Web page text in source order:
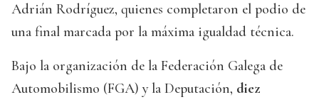
Adrián Rodríguez, quienes completaron el podio de
una final marcada por la máxima igualdad técnica.
Bajo la organización de la Federación Galega de
Automobilismo (FGA) y la Deputación, diez